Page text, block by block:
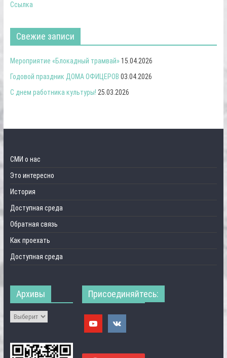
Ссылка
Свежие записи
Мероприятие «Блокадный трамвай» 15.04.2026
Годовой праздник ДОМА ОФИЦЕРОВ 03.04.2026
С днем работника культуры! 25.03.2026
СМИ о нас
Это интересно
История
Доступная среда
Обратная связь
Как проехать
Доступная среда
Архивы Присоединяйтесь: